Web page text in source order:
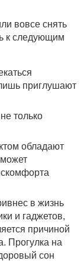
вовсе снять
к следующим
приглушают
только
обладают
в жизнь
и гаджетов,
причиной
Прогулка на
сон